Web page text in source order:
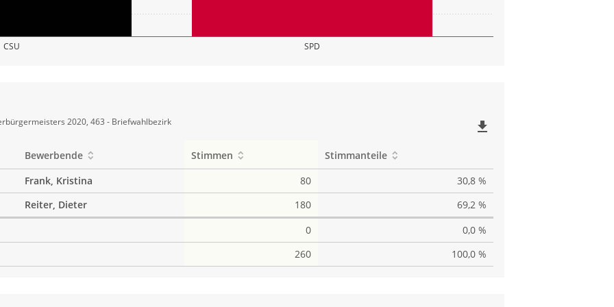
CSU SPD
2020, 463 - Briefwahlbezirk file_download
Bewerbende Stimmen
Stimmanteile
Frank, Kristina
80
30,8 %
Reiter, Dieter
180
69,2 %
0
0,0 %
260
100,0 %